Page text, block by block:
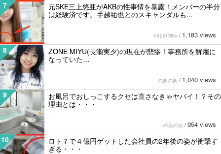
7
元SKE三上悠亜がAKBの性事情を暴露！メンバーの半分
は経験済です。手越祐也とのスキャンダルも...
nagai ritsu / 1,183 views
8
ZONE MIYU(長瀬実夕)の現在が悲惨！事務所を解雇に
なっていた…
のあのあ / 1,040 views
9
お風呂でおしっこするクセは直さなきゃヤバイ！？その
理由とは・・・
のあのあ / 954 views
10
ロト７で４億円ゲットした会社員の2年後の姿が衝撃す
ぎる・・・